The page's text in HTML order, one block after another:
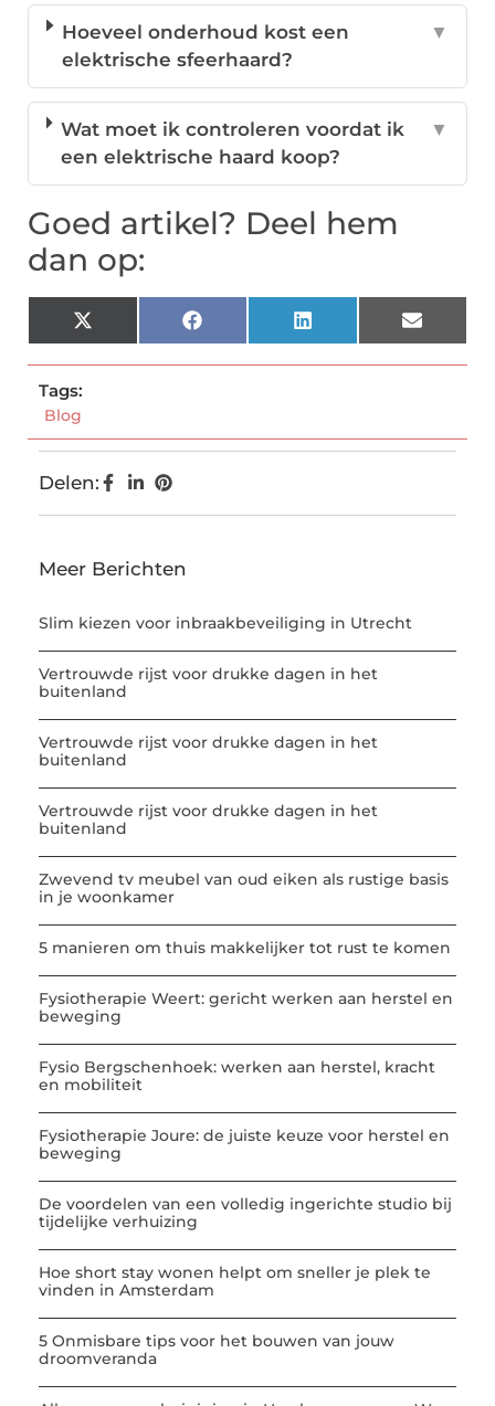
Hoeveel onderhoud kost een
elektrische sfeerhaard?
▼
Wat moet ik controleren voordat ik
een elektrische haard koop?
▼
Goed artikel? Deel hem
dan op:
X
(Twitter)
Facebook LinkedIn Email
Tags:
Blog
Delen:
Meer Berichten
Slim kiezen voor inbraakbeveiliging in Utrecht
Vertrouwde rijst voor drukke dagen in het
buitenland
Vertrouwde rijst voor drukke dagen in het
buitenland
Vertrouwde rijst voor drukke dagen in het
buitenland
Zwevend tv meubel van oud eiken als rustige basis
in je woonkamer
5 manieren om thuis makkelijker tot rust te komen
Fysiotherapie Weert: gericht werken aan herstel en
beweging
Fysio Bergschenhoek: werken aan herstel, kracht
en mobiliteit
Fysiotherapie Joure: de juiste keuze voor herstel en
beweging
De voordelen van een volledig ingerichte studio bij
tijdelijke verhuizing
Hoe short stay wonen helpt om sneller je plek te
vinden in Amsterdam
5 Onmisbare tips voor het bouwen van jouw
droomveranda